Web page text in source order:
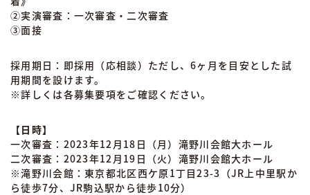
②実演審査：一次審査・二次審査
③面接
採用期日：即採用（応相談）ただし、6ヶ月を目安とした試
用期間を設けます。
※詳しくは各募集要項をご確認ください。
【日時】
一次審査：2023年12月18日（月）滝野川会館大ホール
二次審査：2023年12月19日（火）滝野川会館大ホール
※滝野川会館：東京都北区西ケ原1丁目23-3（JR上中里駅か
ら徒歩7分、JR駒込駅から徒歩10分）